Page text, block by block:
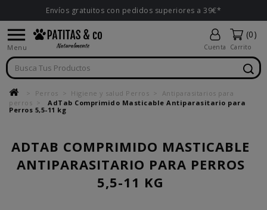
Envíos gratuitos con pedidos superiores a 39€*

Menu Cuenta
(0)
Carrito
Perros Higiene y salud Perros
Antiparasitarios para
perros
AdTab Comprimido Masticable Antiparasitario para
Perros 5,5-11 kg
ADTAB COMPRIMIDO MASTICABLE
ANTIPARASITARIO PARA PERROS
5,5-11 KG